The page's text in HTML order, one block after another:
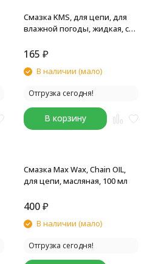
Смазка KMS, для цепи, для
влажной погоды, жидкая, с
165 ₽
В наличии (мало)
Отгрузка сегодня!
В корзину
Смазка Max Wax, Chain OIL,
для цепи, масляная, 100 мл
400₽
В наличии (мало)
Отгрузка сегодня!